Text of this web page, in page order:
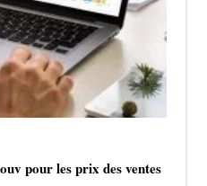
pour les prix des ventes